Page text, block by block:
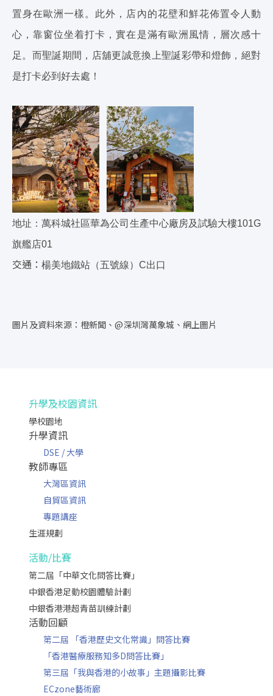
置身在歐洲一樣。此外，店內的花壁和鮮花佈置令人動
心，靠窗位坐着打卡，實在是滿有歐洲風情，層次感十
足。而聖誕期間，店舖更誠意換上聖誕彩帶和燈飾，絕對
是打卡必到好去處！
地址：萬科城社區華為公司生產中心廠房及試驗大樓101G
旗艦店01
交通： 楊美地鐵站（五號線）C出口
圖片及資料來源：橙新聞、@深圳灣萬象城、網上圖片
升學及校園資訊
學校園地
升學資訊
DSE / 大學
教師專區
大灣區資訊
自貿區資訊
專題講座
生涯規劃
活動/比賽
第二屆「中華文化問答比賽」
中銀香港足動校園體驗計劃
中銀香港港超青苗訓練計劃
活動回顧
第二屆 「香港歷史文化常識」問答比賽
「香港醫療服務知多D問答比賽」
第三屆「我與香港的小故事」主題攝影比賽
ECzone藝術廊